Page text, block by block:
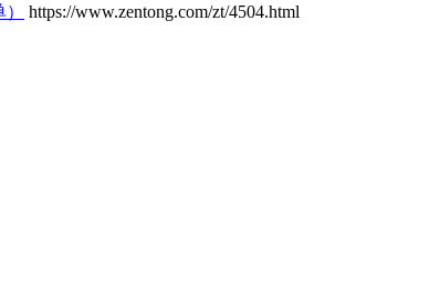
https://www.zentong.com/zt/4504.html